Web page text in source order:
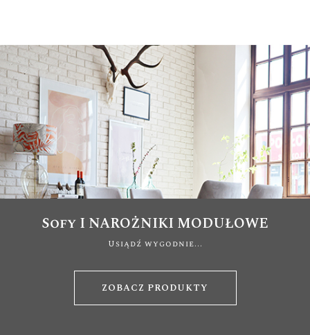
Sofy I NAROŻNIKI MODUŁOWE
Usiądź wygodnie...
ZOBACZ PRODUKTY